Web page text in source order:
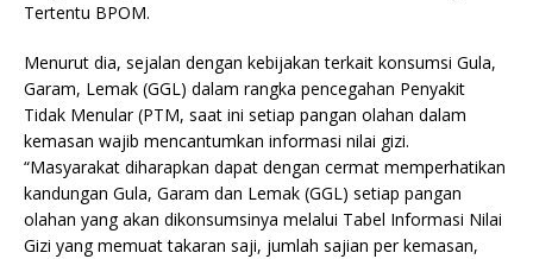
Tertentu BPOM.
Menurut dia, sejalan dengan kebijakan terkait konsumsi Gula,
Garam, Lemak (GGL) dalam rangka pencegahan Penyakit
Tidak Menular (PTM, saat ini setiap pangan olahan dalam
kemasan wajib mencantumkan informasi nilai gizi.
“Masyarakat diharapkan dapat dengan cermat memperhatikan
kandungan Gula, Garam dan Lemak (GGL) setiap pangan
olahan yang akan dikonsumsinya melalui Tabel Informasi Nilai
Gizi yang memuat takaran saji, jumlah sajian per kemasan,